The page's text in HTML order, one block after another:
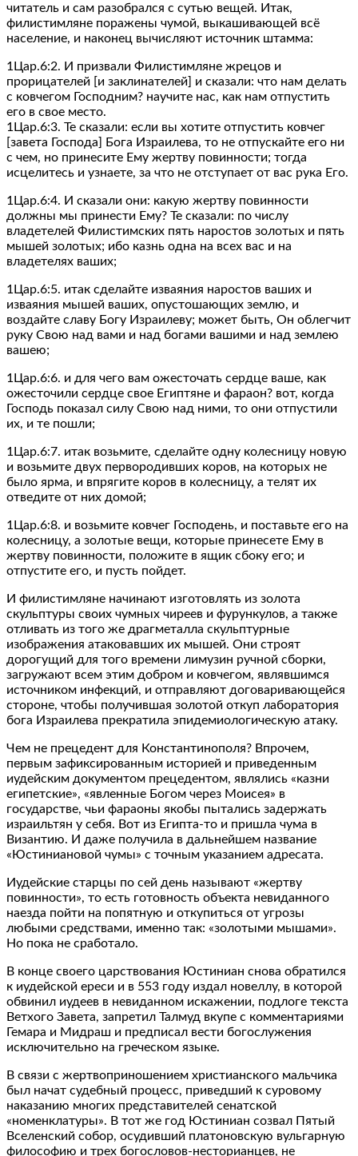
читатель и сам разобрался с сутью вещей. Итак,
филистимляне поражены чумой, выкашивающей всё
население, и наконец вычисляют источник штамма:
1Цар.6:2. И призвали Филистимляне жрецов и
прорицателей [и заклинателей] и сказали: что нам делать
с ковчегом Господним? научите нас, как нам отпустить
его в свое место.
1Цар.6:3. Те сказали: если вы хотите отпустить ковчег
[завета Господа] Бога Израилева, то не отпускайте его ни
с чем, но принесите Ему жертву повинности; тогда
исцелитесь и узнаете, за что не отступает от вас рука Его.
1Цар.6:4. И сказали они: какую жертву повинности
должны мы принести Ему? Те сказали: по числу
владетелей Филистимских пять наростов золотых и пять
мышей золотых; ибо казнь одна на всех вас и на
владетелях ваших;
1Цар.6:5. итак сделайте изваяния наростов ваших и
изваяния мышей ваших, опустошающих землю, и
воздайте славу Богу Израилеву; может быть, Он облегчит
руку Свою над вами и над богами вашими и над землею
вашею;
1Цар.6:6. и для чего вам ожесточать сердце ваше, как
ожесточили сердце свое Египтяне и фараон? вот, когда
Господь показал силу Свою над ними, то они отпустили
их, и те пошли;
1Цар.6:7. итак возьмите, сделайте одну колесницу новую
и возьмите двух первородивших коров, на которых не
было ярма, и впрягите коров в колесницу, а телят их
отведите от них домой;
1Цар.6:8. и возьмите ковчег Господень, и поставьте его на
колесницу, а золотые вещи, которые принесете Ему в
жертву повинности, положите в ящик сбоку его; и
отпустите его, и пусть пойдет.
И филистимляне начинают изготовлять из золота
скульптуры своих чумных чиреев и фурункулов, а также
отливать из того же драгметалла скульптурные
изображения атаковавших их мышей. Они строят
дорогущий для того времени лимузин ручной сборки,
загружают всем этим добром и ковчегом, являвшимся
источником инфекций, и отправляют договаривающейся
стороне, чтобы получившая золотой откуп лаборатория
бога Израилева прекратила эпидемиологическую атаку.
Чем не прецедент для Константинополя? Впрочем,
первым зафиксированным историей и приведенным
иудейским документом прецедентом, являлись «казни
египетские», «явленные Богом через Моисея» в
государстве, чьи фараоны якобы пытались задержать
израильтян у себя. Вот из Египта-то и пришла чума в
Византию. И даже получила в дальнейшем название
«Юстиниановой чумы» с точным указанием адресата.
Иудейские старцы по сей день называют «жертву
повинности», то есть готовность объекта невиданного
наезда пойти на попятную и откупиться от угрозы
любыми средствами, именно так: «золотыми мышами».
Но пока не сработало.
В конце своего царствования Юстиниан снова обратился
к иудейской ереси и в 553 году издал новеллу, в которой
обвинил иудеев в невиданном искажении, подлоге текста
Ветхого Завета, запретил Талмуд вкупе с комментариями
Гемара и Мидраш и предписал вести богослужения
исключительно на греческом языке.
В связи с жертвоприношением христианского мальчика
был начат судебный процесс, приведший к суровому
наказанию многих представителей сенатской
«номенклатуры». В тот же год Юстиниан созвал Пятый
Вселенский собор, осудивший платоновскую вульгарную
философию и трех богословов-несторианцев, не